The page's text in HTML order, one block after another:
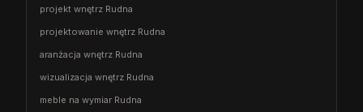
projekt wnętrz Rudna
projektowanie wnętrz Rudna
aranżacja wnętrz Rudna
wizualizacja wnętrz Rudna
meble na wymiar Rudna